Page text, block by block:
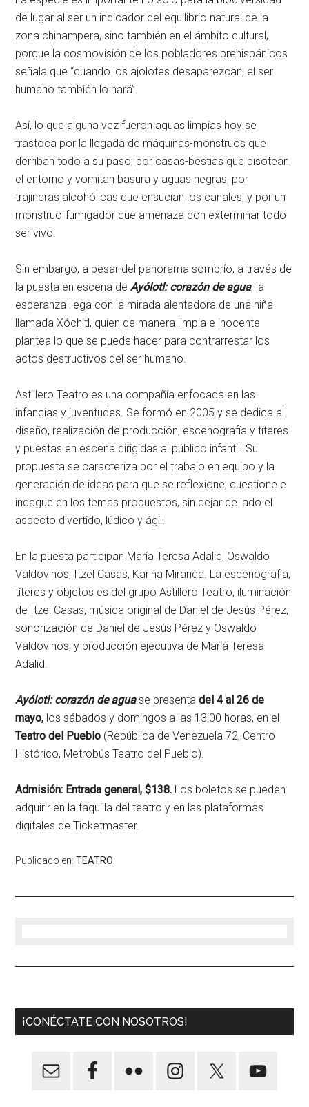
de lugar al ser un indicador del equilibrio natural de la
zona chinampera, sino también en el ámbito cultural,
porque la cosmovisión de los pobladores prehispánicos
señala que “cuando los ajolotes desaparezcan, el ser
humano también lo hará”.
Así, lo que alguna vez fueron aguas limpias hoy se
trastoca por la llegada de máquinas-monstruos que
derriban todo a su paso; por casas-bestias que pisotean
el entorno y vomitan basura y aguas negras; por
trajineras alcohólicas que ensucian los canales, y por un
monstruo-fumigador que amenaza con exterminar todo
ser vivo.
Sin embargo, a pesar del panorama sombrío, a través de
la puesta en escena deAyólotl: corazón de agua, la
esperanza llega con la mirada alentadora de una niña
llamada Xóchitl, quien de manera limpia e inocente
plantea lo que se puede hacer para contrarrestar los
actos destructivos del ser humano.
Astillero Teatro es una compañía enfocada en las
infancias y juventudes. Se formó en 2005 y se dedica al
diseño, realización de producción, escenografía y títeres
y puestas en escena dirigidas al público infantil. Su
propuesta se caracteriza por el trabajo en equipo y la
generación de ideas para que se reflexione, cuestione e
indague en los temas propuestos, sin dejar de lado el
aspecto divertido, lúdico y ágil.
En la puesta participan María Teresa Adalid, Oswaldo
Valdovinos, Itzel Casas, Karina Miranda. La escenografía,
títeres y objetos es del grupo Astillero Teatro, iluminación
de Itzel Casas, música original de Daniel de Jesús Pérez,
sonorización de Daniel de Jesús Pérez y Oswaldo
Valdovinos, y producción ejecutiva de María Teresa
Adalid.
Ayólotl: corazón de aguase presentadel 4 al 26 de
mayo, los sábados y domingos a las 13:00 horas, en el
Teatro del Pueblo (República de Venezuela 72, Centro
Histórico, Metrobús Teatro del Pueblo).
Admisión: Entrada general, $138. Los boletos se pueden
adquirir en la taquilla del teatro y en las plataformas
digitales de Ticketmaster.
Publicado en:TEATRO
¡CONÉCTATE CON NOSOTROS!